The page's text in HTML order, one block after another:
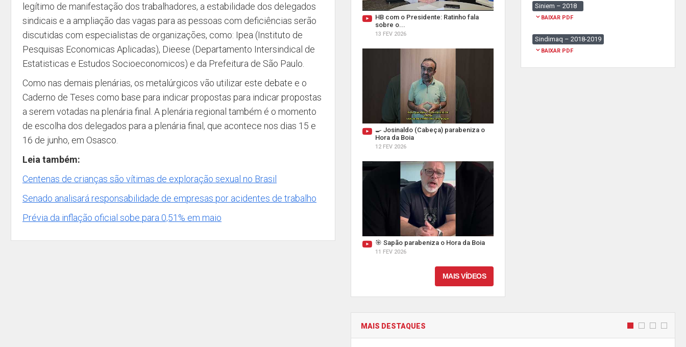
legítimo de manifestação dos trabalhadores, a estabilidade dos delegados
sindicais e a ampliação das vagas para as pessoas com deficiências serão
discutidas com especialistas de organizações, como: Ipea (Instituto de
Pesquisas Economicas Aplicadas), Dieese (Departamento Intersindical de
Estatisticas e Estudos Socioeconomicos) e da Prefeitura de São Paulo.
Como nas demais plenárias, os metalúrgicos vão utilizar este debate e o
Caderno de Teses como base para indicar propostas para indicar propostas
a serem votadas na plenária final. A plenária regional também é o momento
de escolha dos delegados para a plenária final, que acontece nos dias 15 e
16 de junho, em Osasco.
Leia também:
Centenas de crianças são vítimas de exploração sexual no Brasil
Senado analisará responsabilidade de empresas por acidentes de trabalho
Prévia da inflação oficial sobe para 0,51% em maio
HB com o Presidente: Ratinho fala
sobre o...
13 FEV 2026
🍳 Josinaldo (Cabeça) parabeniza o
Hora da Boia
12 FEV 2026
🎯 Sapão parabeniza o Hora da Boia
11 FEV 2026
MAIS VÍDEOS
Siniem – 2018
BAIXAR PDF
Sindimaq – 2018-2019
BAIXAR PDF
MAIS DESTAQUES